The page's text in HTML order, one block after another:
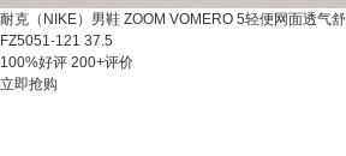
耐克（NIKE）男鞋 ZOOM VOMERO 5轻便网面透气
FZ5051-121 37.5
100%好评 200+评价
立即抢购